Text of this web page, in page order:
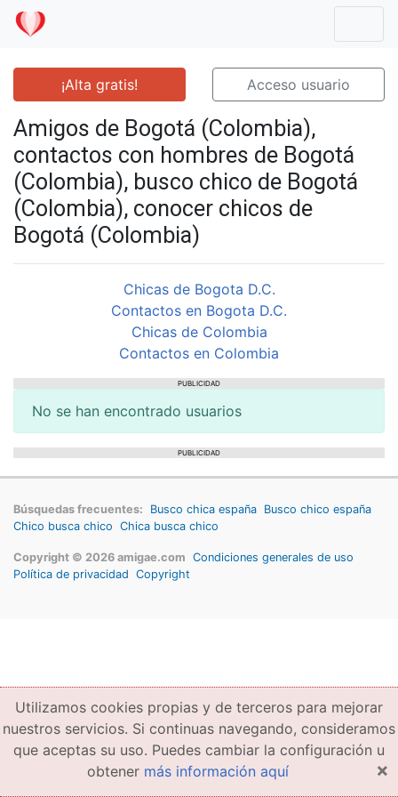
¡Alta gratis! Acceso usuario
Amigos de Bogotá (Colombia),
contactos con hombres de Bogotá
(Colombia), busco chico de Bogotá
(Colombia), conocer chicos de
Bogotá (Colombia)
Chicas de Bogota D.C.
Contactos en Bogota D.C.
Chicas de Colombia
Contactos en Colombia
PUBLICIDAD
No se han encontrado usuarios
PUBLICIDAD
Búsquedas frecuentes: Busco chica españa Busco chico españa
Chico busca chico Chica busca chico
Copyright © 2026 amigae.com Condiciones generales de uso
Política de privacidad Copyright
Utilizamos cookies propias y de terceros para mejorar
nuestros servicios. Si continuas navegando, consideramos
que aceptas su uso. Puedes cambiar la configuración u
obtener más información aquí ×